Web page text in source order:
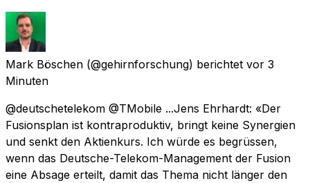
Mark Böschen (@gehirnforschung) berichtet vor 3
Minuten
@deutschetelekom @TMobile ...Jens Ehrhardt: «Der
Fusionsplan ist kontraproduktiv, bringt keine Synergien
und senkt den Aktienkurs. Ich würde es begrüssen,
wenn das Deutsche-Telekom-Management der Fusion
eine Absage erteilt, damit das Thema nicht länger den